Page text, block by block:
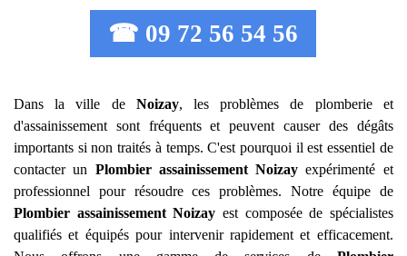
☎ 09 72 56 54 56
Dans la ville de Noizay, les problèmes de plomberie et
d'assainissement sont fréquents et peuvent causer des dégâts
importants si non traités à temps. C'est pourquoi il est essentiel de
contacter un Plombier assainissement Noizay expérimenté et
professionnel pour résoudre ces problèmes. Notre équipe de
Plombier assainissement Noizay est composée de spécialistes
qualifiés et équipés pour intervenir rapidement et efficacement.